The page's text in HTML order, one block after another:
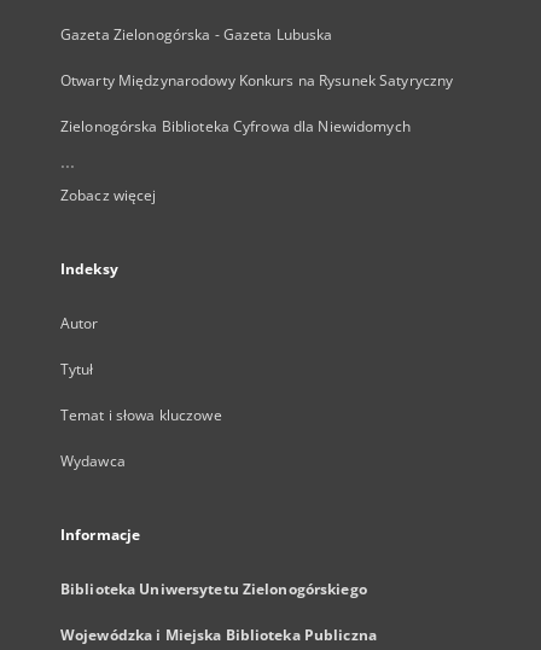
Gazeta Zielonogórska - Gazeta Lubuska
Otwarty Międzynarodowy Konkurs na Rysunek Satyryczny
Zielonogórska Biblioteka Cyfrowa dla Niewidomych
...
Zobacz więcej
Indeksy
Autor
Tytuł
Temat i słowa kluczowe
Wydawca
Informacje
Biblioteka Uniwersytetu Zielonogórskiego
Wojewódzka i Miejska Biblioteka Publiczna